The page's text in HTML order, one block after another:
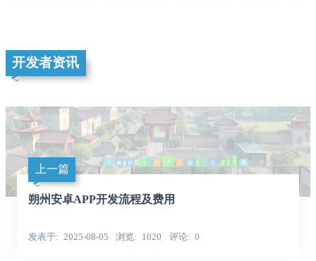
开发者资讯
上一篇
朔州安卓APP开发流程及费用
发表于 2025-08-05 浏览 1020 评论 0